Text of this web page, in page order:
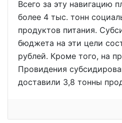
Всего за эту навигацию
более 4 тыс. тонн
продуктов питания.
бюджета на эти цели
рублей. Кроме того, на
Провидения
доставили 3,8 тонны